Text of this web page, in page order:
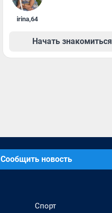
irina,64
Начать знакомиться
Сообщить новость
Спорт